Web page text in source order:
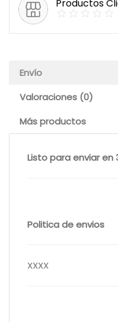
Productos
Envío
Valoraciones (0)
Más productos
Listo para enviar
Politica de envios
XXXX